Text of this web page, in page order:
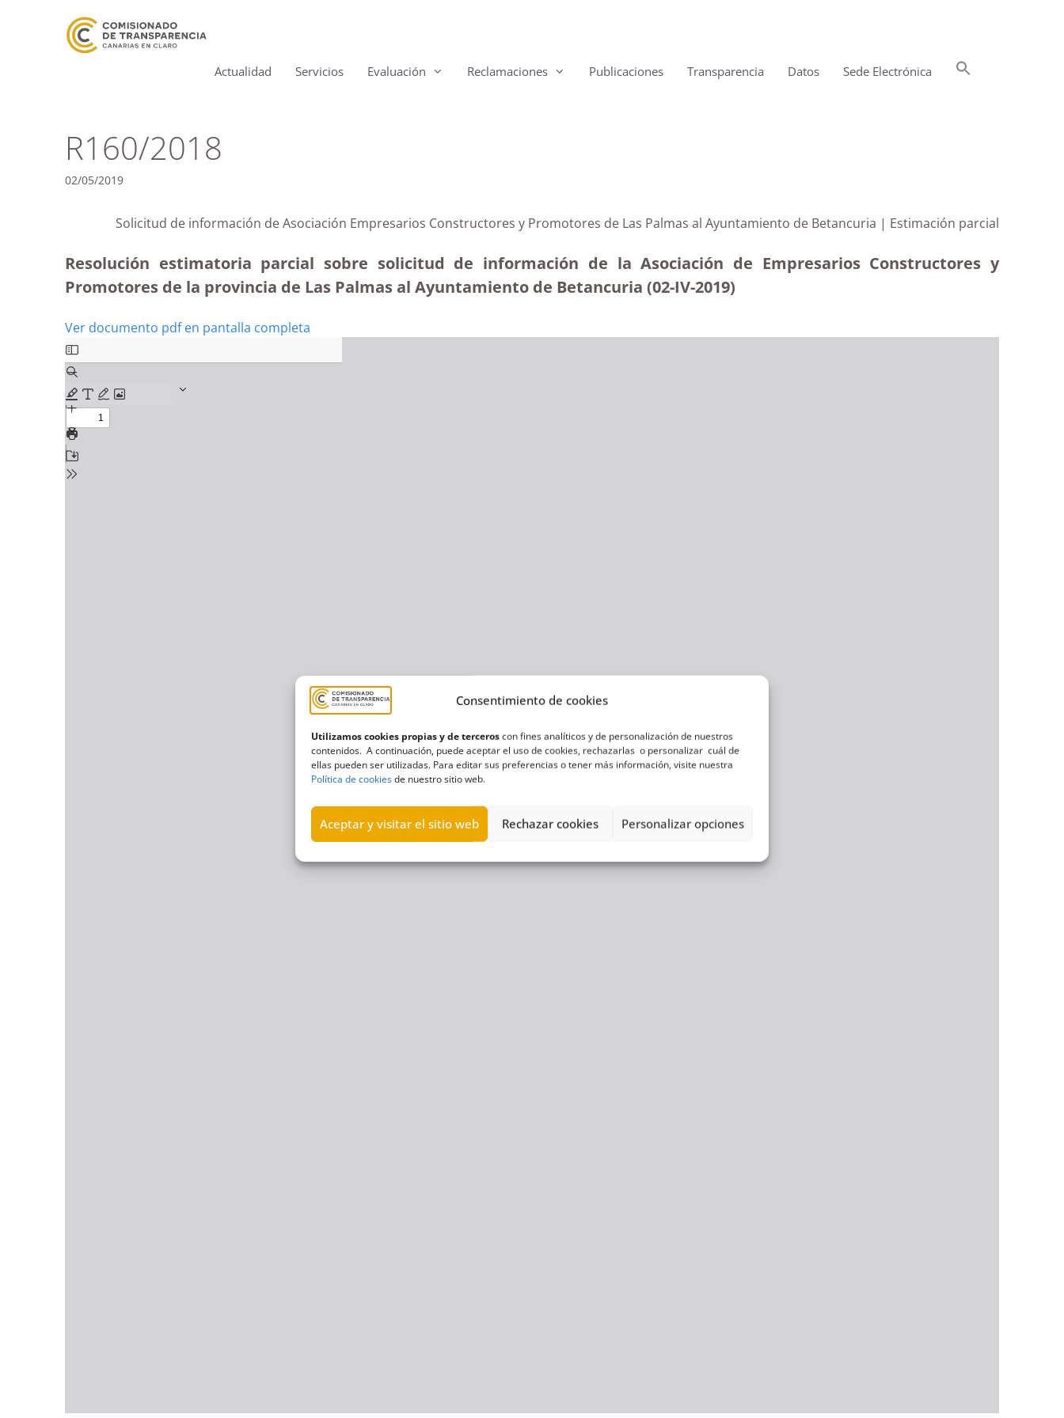
Consentimiento de cookies
Utilizamos cookies propias y de terceroscon fines analíticos y de personalización de nuestros
contenidos. A continuación, puede aceptar el uso de cookies, rechazarlas o personalizar cuál de
ellas pueden ser utilizadas. Para editar sus preferencias o tener más información, visite nuestra
Política de cookiesde nuestro sitio web.
Aceptar y visitar el sitio web Rechazar cookies Personalizar opciones
Actualidad Servicios Evaluación Reclamaciones Publicaciones Transparencia Datos Sede Electrónica
R160/2018
02/05/2019
Solicitud de información de Asociación Empresarios Constructores y Promotores de Las Palmas al Ayuntamiento de Betancuria | Estimación parcial
Resolución estimatoria parcial sobre solicitud de información de la Asociación de Empresarios Constructores y
Promotores de la provincia de Las Palmas al Ayuntamiento de Betancuria (02-IV-2019)
Ver documento pdf en pantalla completa